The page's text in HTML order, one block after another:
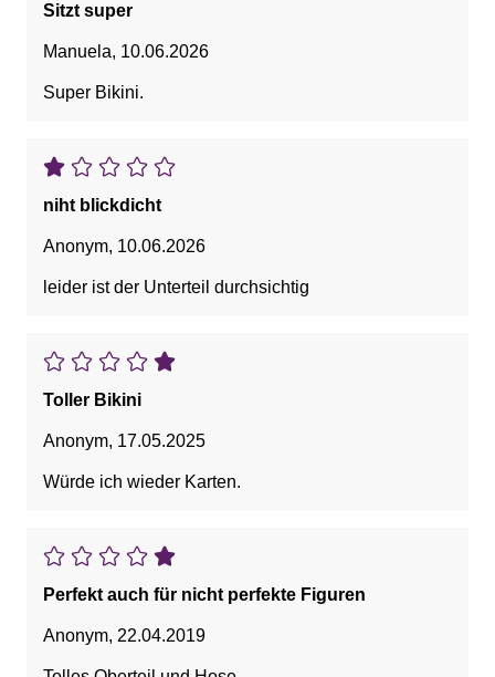
Sitzt super
Manuela, 10.06.2026
Super Bikini.
niht blickdicht
Anonym, 10.06.2026
leider ist der Unterteil durchsichtig
Toller Bikini
Anonym, 17.05.2025
Würde ich wieder Karten.
Perfekt auch für nicht perfekte Figuren
Anonym, 22.04.2019